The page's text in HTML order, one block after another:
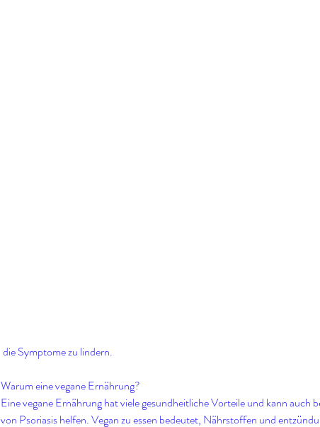
die Symptome zu lindern.
Warum eine vegane Ernährung?
Eine vegane Ernährung hat viele gesundheitliche Vorteile und kann auch
von Psoriasis helfen. Vegan zu essen bedeutet, Nährstoffen und